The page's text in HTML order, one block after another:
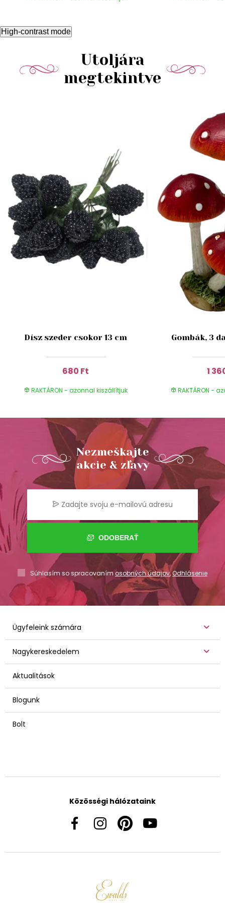
High-contrast mode
Utoljára
megtekintve
Dísz szeder csokor 13 cm
680 Ft
RAKTÁRON - azonnal kiszállítjuk
Gombák, 3
1
RAKTÁRON -
Nezmeškajte
akcie & zľavy
ODOBERAŤ
Súhlasím so spracovaním osobných údajov,Odhlásenie
Ügyfeleink számára
Nagykereskedelem
Aktualitások
Blogunk
Bolt
Közösségi hálózataink